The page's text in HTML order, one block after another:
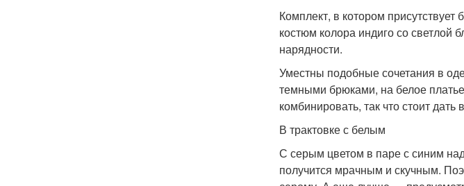
Комплект, в котором
костюм колора индиго со светлой
нарядности.
Уместны подобные сочетания в
темными брюками, на белое
комбинировать, так что стоит
В трактовке с белым
С серым цветом в паре с синим
получится мрачным и скучным.